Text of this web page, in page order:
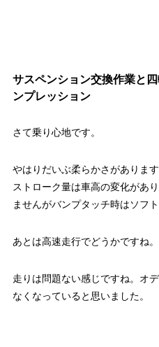
サスペンション交換作業と
ンプレッション
さて乗り心地です。
やはりだいぶ柔らかさがあります
ストローク量は車高の変化があ
ませんがバンプタッチ時はソフ
あとは高速走行でどうかですね。
走りは問題ない感じですね。オ
なくなっていると思いました。